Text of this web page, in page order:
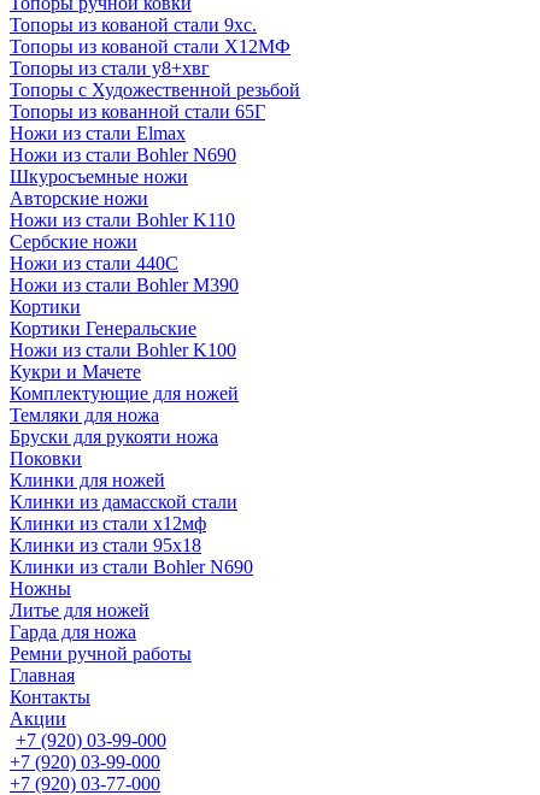
Топоры из кованой стали 9хс.
Топоры из кованой стали Х12МФ
Топоры из стали у8+хвг
Топоры с Художественной резьбой
Топоры из кованной стали 65Г
Ножи из стали Elmax
Ножи из стали Bohler N690
Шкуросъемные ножи
Авторские ножи
Ножи из стали Bohler K110
Сербские ножи
Ножи из стали 440С
Ножи из стали Bohler M390
Кортики
Кортики Генеральские
Ножи из стали Bohler K100
Кукри и Мачете
Комплектующие для ножей
Темляки для ножа
Бруски для рукояти ножа
Поковки
Клинки для ножей
Клинки из дамасской стали
Клинки из стали х12мф
Клинки из стали 95х18
Клинки из стали Bohler N690
Ножны
Литье для ножей
Гарда для ножа
Ремни ручной работы
Главная
Контакты
Акции
+7 (920) 03-99-000
+7 (920) 03-99-000
+7 (920) 03-77-000